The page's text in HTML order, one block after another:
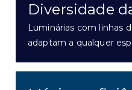
Diversidade
Luminárias com linhas
adaptam a qualquer